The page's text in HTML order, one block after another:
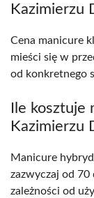
Kazimierzu
Cena manicure
mieści się w
od konkretnego
Ile
Kazimierzu
Manicure
zazwyczaj od 70
zależności od